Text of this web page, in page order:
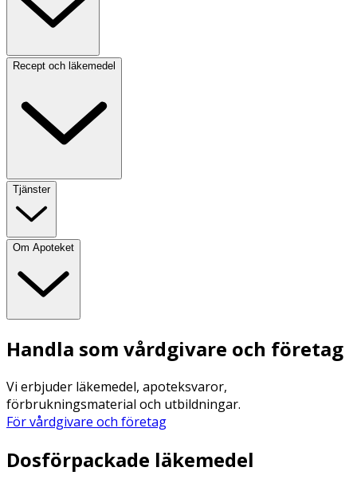
Recept och läkemedel
Tjänster
Om Apoteket
Handla som vårdgivare och företag
Vi erbjuder läkemedel, apoteksvaror,
förbrukningsmaterial och utbildningar.
För vårdgivare och företag
Dosförpackade läkemedel